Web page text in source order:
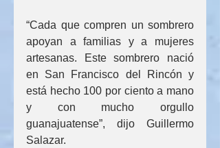
“Cada que compren un sombrero
apoyan a familias y a mujeres
artesanas. Este sombrero nació
en San Francisco del Rincón y
está hecho 100 por ciento a mano
y con mucho orgullo
guanajuatense”, dijo Guillermo
Salazar.